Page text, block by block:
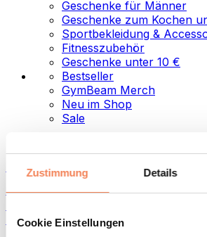
Zustimmung Details
Cookie Einstellungen
Geschenke für Männer
Geschenke zum Kochen
Sportbekleidung &
Fitnesszubehör
Geschenke unter 10 €
Bestseller
GymBeam Merch
Neu im Shop
Sale
Lebensmittel
Fitness-Food
Aufstriche und Pasten